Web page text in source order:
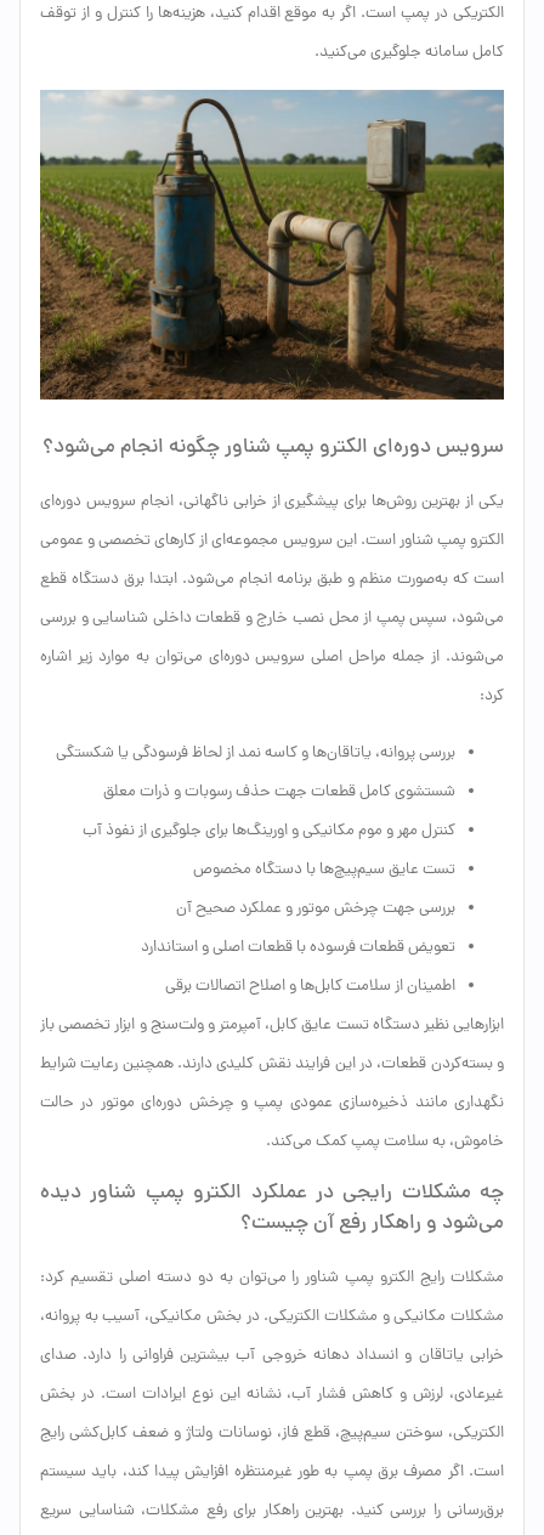
الکتریکی در پمپ است. اگر به موقع اقدام کنید، هزینه‌ها را کنترل و از توقف
کامل سامانه جلوگیری می‌کنید.
سرویس دوره‌ای الکترو پمپ شناور چگونه انجام می‌شود؟
یکی از بهترین روش‌ها برای پیشگیری از خرابی ناگهانی، انجام سرویس دوره‌ای
الکترو پمپ شناور است. این سرویس مجموعه‌ای از کارهای تخصصی و عمومی
است که به‌صورت منظم و طبق برنامه انجام می‌شود. ابتدا برق دستگاه قطع
می‌شود، سپس پمپ از محل نصب خارج و قطعات داخلی شناسایی و بررسی
می‌شوند. از جمله مراحل اصلی سرویس دوره‌ای می‌توان به موارد زیر اشاره
کرد:
بررسی پروانه، یاتاقان‌ها و کاسه نمد از لحاظ فرسودگی یا شکستگی
شستشوی کامل قطعات جهت حذف رسوبات و ذرات معلق
کنترل مهر و موم مکانیکی و اورینگ‌ها برای جلوگیری از نفوذ آب
تست عایق سیم‌پیچ‌ها با دستگاه مخصوص
بررسی جهت چرخش موتور و عملکرد صحیح آن
تعویض قطعات فرسوده با قطعات اصلی و استاندارد
اطمینان از سلامت کابل‌ها و اصلاح اتصالات برقی
ابزارهایی نظیر دستگاه تست عایق کابل، آمپرمتر و ولت‌سنج و ابزار تخصصی باز
و بسته‌کردن قطعات، در این فرایند نقش کلیدی دارند. همچنین رعایت شرایط
نگهداری مانند ذخیره‌سازی عمودی پمپ و چرخش دوره‌ای موتور در حالت
خاموش، به سلامت پمپ کمک می‌کند.
چه مشکلات رایجی در عملکرد الکترو پمپ شناور دیده
می‌شود و راهکار رفع آن چیست؟
مشکلات رایج الکترو پمپ شناور را می‌توان به دو دسته اصلی تقسیم کرد:
مشکلات مکانیکی و مشکلات الکتریکی. در بخش مکانیکی، آسیب به پروانه،
خرابی یاتاقان و انسداد دهانه خروجی آب بیشترین فراوانی را دارد. صدای
غیرعادی، لرزش و کاهش فشار آب، نشانه این نوع ایرادات است. در بخش
الکتریکی، سوختن سیم‌پیچ، قطع فاز، نوسانات ولتاژ و ضعف کابل‌کشی رایج
است. اگر مصرف برق پمپ به طور غیرمنتظره افزایش پیدا کند، باید سیستم
برق‌رسانی را بررسی کنید. بهترین راهکار برای رفع مشکلات، شناسایی سریع